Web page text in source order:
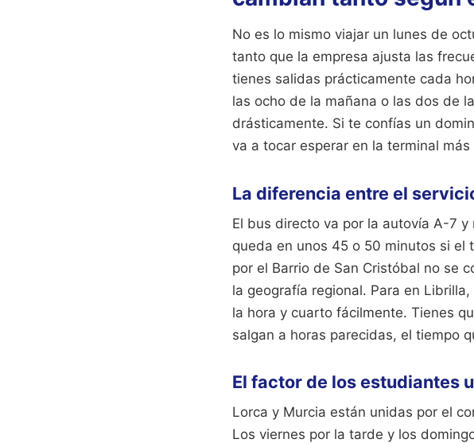
No es lo mismo viajar un lunes de
tanto que la empresa ajusta las
tienes salidas prácticamente cada
las ocho de la mañana o las dos de
drásticamente. Si te confías un
va a tocar esperar en la terminal
La diferencia entre el
El bus directo va por la autovía A-7 y
queda en unos 45 o 50 minutos si el
por el Barrio de San Cristóbal no se
la geografía regional. Para en
la hora y cuarto fácilmente. Tienes
salgan a horas parecidas, el tiempo
El factor de los estudiantes
Lorca y Murcia están unidas por el
Los viernes por la tarde y los